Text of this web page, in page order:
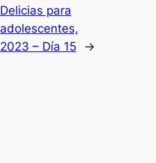
Delicias para
adolescentes,
2023 – Día 15
→